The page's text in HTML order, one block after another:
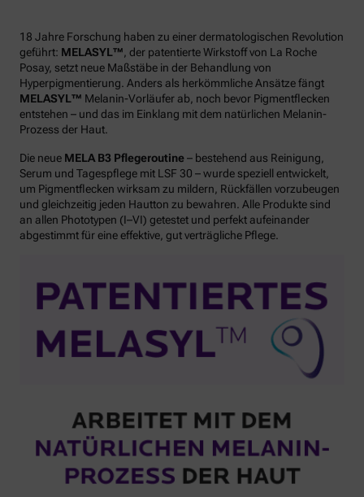
18 Jahre Forschung haben zu einer dermatologischen Revolution
geführt: MELASYL™ , der patentierte Wirkstoff von La Roche
Posay, setzt neue Maßstäbe in der Behandlung von
Hyperpigmentierung. Anders als herkömmliche Ansätze fängt
MELASYL™ Melanin-Vorläufer ab, noch bevor Pigmentflecken
entstehen – und das im Einklang mit dem natürlichen Melanin-
Prozess der Haut.
Die neue MELA B3 Pflegeroutine– bestehend aus Reinigung,
Serum und Tagespflege mit LSF 30 – wurde speziell entwickelt,
um Pigmentflecken wirksam zu mildern, Rückfällen vorzubeugen
und gleichzeitig jeden Hautton zu bewahren. Alle Produkte sind
an allen Phototypen (I–VI) getestet und perfekt aufeinander
abgestimmt für eine effektive, gut verträgliche Pflege.